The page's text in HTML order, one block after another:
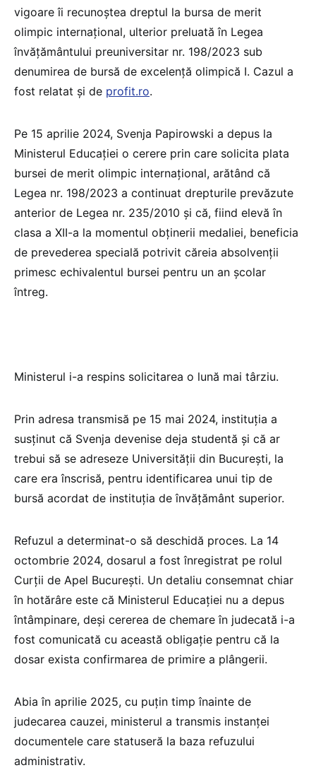
vigoare îi recunoștea dreptul la bursa de merit
olimpic internațional, ulterior preluată în Legea
învățământului preuniversitar nr. 198/2023 sub
denumirea de bursă de excelență olimpică I. Cazul a
fost relatat și de profit.ro.
Pe 15 aprilie 2024, Svenja Papirowski a depus la
Ministerul Educației o cerere prin care solicita plata
bursei de merit olimpic internațional, arătând că
Legea nr. 198/2023 a continuat drepturile prevăzute
anterior de Legea nr. 235/2010 și că, fiind elevă în
clasa a XII-a la momentul obținerii medaliei, beneficia
de prevederea specială potrivit căreia absolvenții
primesc echivalentul bursei pentru un an școlar
întreg.
Ministerul i-a respins solicitarea o lună mai târziu.
Prin adresa transmisă pe 15 mai 2024, instituția a
susținut că Svenja devenise deja studentă și că ar
trebui să se adreseze Universității din București, la
care era înscrisă, pentru identificarea unui tip de
bursă acordat de instituția de învățământ superior.
Refuzul a determinat-o să deschidă proces. La 14
octombrie 2024, dosarul a fost înregistrat pe rolul
Curții de Apel București. Un detaliu consemnat chiar
în hotărâre este că Ministerul Educației nu a depus
întâmpinare, deși cererea de chemare în judecată i-a
fost comunicată cu această obligație pentru că la
dosar exista confirmarea de primire a plângerii.
Abia în aprilie 2025, cu puțin timp înainte de
judecarea cauzei, ministerul a transmis instanței
documentele care statuseră la baza refuzului
administrativ.